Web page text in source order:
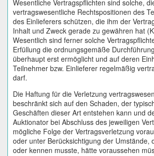
Wesentliche Vertragspflichten sind solche,
vertragswesentliche Rechtspositionen des
des Einlieferers schützen, die ihm der
Inhalt und Zweck gerade zu gewähren hat
Wesentlich sind ferner solche
Erfüllung die ordnungsgemäße
überhaupt erst ermöglicht und auf deren
Teilnehmer bzw. Einlieferer regelmäßig
darf.
Die Haftung für die Verletzung
beschränkt sich auf den Schaden, der
Geschäften dieser Art entstehen kann und
Auktionator bei Abschluss des jeweiligen
mögliche Folge der Vertragsverletzung
oder unter Berücksichtigung der Umstände,
oder kennen musste, hätte voraussehen